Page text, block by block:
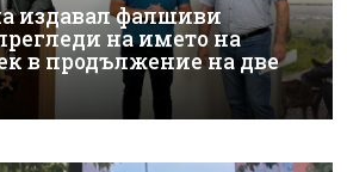
издавал фалшиви
на името на
в продължение на две